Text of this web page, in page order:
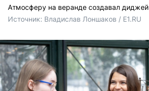
Атмосферу на веранде создавал диджей
Источник: Владислав Лоншаков / E1.RU